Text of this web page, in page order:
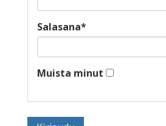
Salasana*
Muista minut